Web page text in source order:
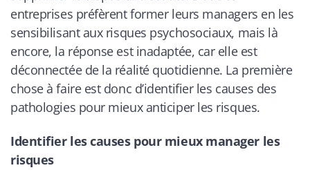
entreprises préfèrent former leurs managers en les
sensibilisant aux risques psychosociaux, mais là
encore, la réponse est inadaptée, car elle est
déconnectée de la réalité quotidienne. La première
chose à faire est donc d’identifier les causes des
pathologies pour mieux anticiper les risques.
Identifier les causes pour mieux manager les
risques